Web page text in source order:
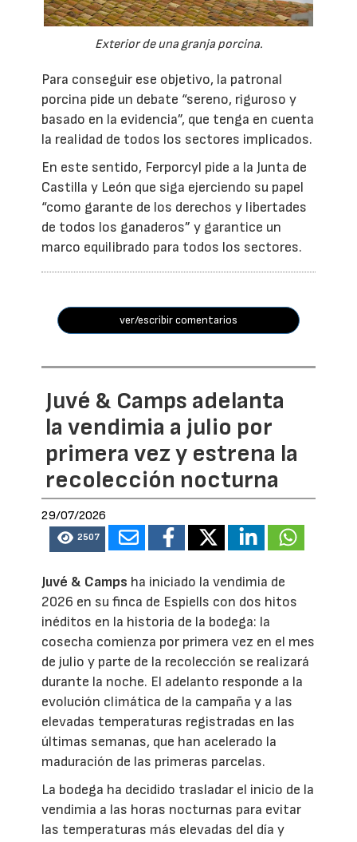
Exterior de una granja porcina.
Para conseguir ese objetivo, la patronal
porcina pide un debate “sereno, riguroso y
basado en la evidencia”, que tenga en cuenta
la realidad de todos los sectores implicados.
En este sentido, Ferporcyl pide a la Junta de
Castilla y León que siga ejerciendo su papel
“como garante de los derechos y libertades
de todos los ganaderos” y garantice un
marco equilibrado para todos los sectores.
ver/escribir comentarios
Juvé & Camps adelanta
la vendimia a julio por
primera vez y estrena la
recolección nocturna
29/07/2026
2507
Juvé & Camps ha iniciado la vendimia de
2026 en su finca de Espiells con dos hitos
inéditos en la historia de la bodega: la
cosecha comienza por primera vez en el mes
de julio y parte de la recolección se realizará
durante la noche. El adelanto responde a la
evolución climática de la campaña y a las
elevadas temperaturas registradas en las
últimas semanas, que han acelerado la
maduración de las primeras parcelas.
La bodega ha decidido trasladar el inicio de la
vendimia a las horas nocturnas para evitar
las temperaturas más elevadas del día y